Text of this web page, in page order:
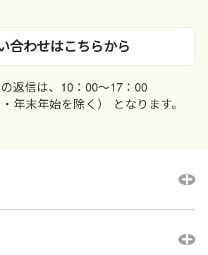
合わせはこちらから
返信は、10：00〜17：00
年末年始を除く） となります。